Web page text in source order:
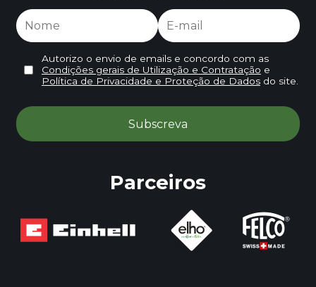
Autorizo o envio de emails e concordo com as
Condições gerais de Utilização e Contratação e
Política de Privacidade e Proteção de Dadosdo site.
Parceiros